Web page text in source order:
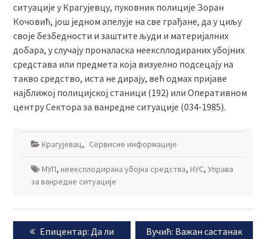
ситуације у Крагујевцу, пуковник полиције Зоран
Кочовић, још једном апелује на све грађане, да у циљу
своје безбедности и заштите људи и материјалних
добара, у случају проналаска неексплодираних убојних
средстава или предмета која визуелно подсецају на
такво средство, иста не дирају, већ одмах пријаве
најближој полицијској станици (192) или Оперативном
центру Сектора за ванредне ситуације (034-1985).
Крагујевац, Сервисне информације
МУП, неексплодирана убојна средства, НУС, Управа
за ванредне ситуације
Кретање
чланкаPrevious
Епицентар: Да ли
Next
Вучић: Важан састанак